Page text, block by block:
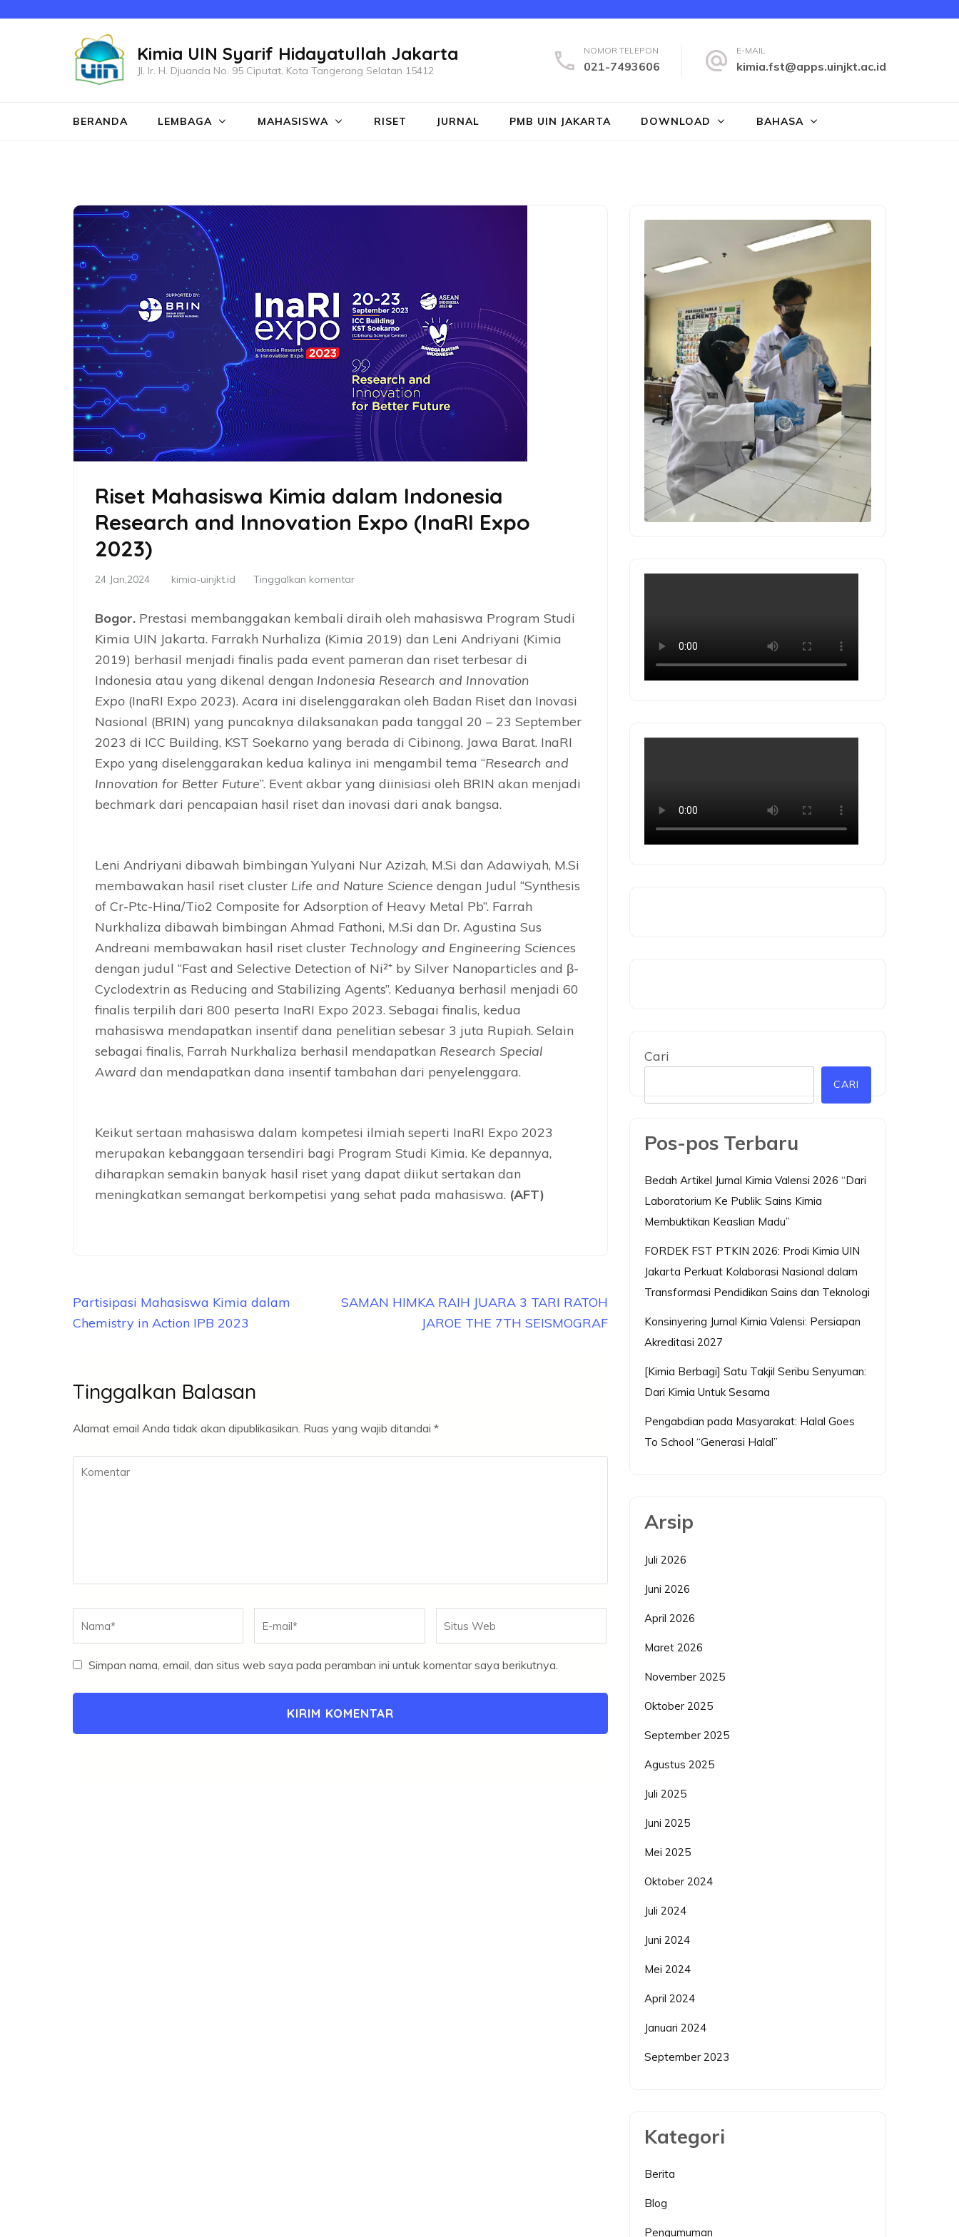
Kimia UIN Syarif Hidayatullah Jakarta
Jl. Ir. H. Djuanda No. 95 Ciputat, Kota Tangerang Selatan 15412
NOMOR TELEPON
021-7493606
E-MAIL
kimia.fst@apps.uinjkt.ac.id
BERANDA LEMBAGA MAHASISWA RISET JURNAL PMB UIN JAKARTA DOWNLOAD BAHASA
Riset Mahasiswa Kimia dalam Indonesia
Research and Innovation Expo (InaRI Expo
2023)
24 Jan,2024 kimia-uinjkt.id Tinggalkan komentar
Bogor. Prestasi membanggakan kembali diraih oleh mahasiswa Program Studi
Kimia UIN Jakarta. Farrakh Nurhaliza (Kimia 2019) dan Leni Andriyani (Kimia
2019) berhasil menjadi finalis pada event pameran dan riset terbesar di
Indonesia atau yang dikenal dengan Indonesia Research and Innovation
Expo (InaRI Expo 2023). Acara ini diselenggarakan oleh Badan Riset dan Inovasi
Nasional (BRIN) yang puncaknya dilaksanakan pada tanggal 20 – 23 September
2023 di ICC Building, KST Soekarno yang berada di Cibinong, Jawa Barat. InaRI
Expo yang diselenggarakan kedua kalinya ini mengambil tema “Research and
Innovation for Better Future”. Event akbar yang diinisiasi oleh BRIN akan menjadi
bechmark dari pencapaian hasil riset dan inovasi dari anak bangsa.
Leni Andriyani dibawah bimbingan Yulyani Nur Azizah, M.Si dan Adawiyah, M.Si
membawakan hasil riset cluster Life and Nature Science dengan Judul “Synthesis
of Cr-Ptc-Hina/Tio2 Composite for Adsorption of Heavy Metal Pb”. Farrah
Nurkhaliza dibawah bimbingan Ahmad Fathoni, M.Si dan Dr. Agustina Sus
Andreani membawakan hasil riset cluster Technology and Engineering Sciences
dengan judul “Fast and Selective Detection of Ni²⁺ by Silver Nanoparticles and β-
Cyclodextrin as Reducing and Stabilizing Agents”. Keduanya berhasil menjadi 60
finalis terpilih dari 800 peserta InaRI Expo 2023. Sebagai finalis, kedua
mahasiswa mendapatkan insentif dana penelitian sebesar 3 juta Rupiah. Selain
sebagai finalis, Farrah Nurkhaliza berhasil mendapatkan Research Special
Award dan mendapatkan dana insentif tambahan dari penyelenggara.
Keikut sertaan mahasiswa dalam kompetesi ilmiah seperti InaRI Expo 2023
merupakan kebanggaan tersendiri bagi Program Studi Kimia. Ke depannya,
diharapkan semakin banyak hasil riset yang dapat diikut sertakan dan
meningkatkan semangat berkompetisi yang sehat pada mahasiswa. (AFT)
Navigasi
pos
Partisipasi Mahasiswa Kimia dalam
Chemistry in Action IPB 2023
SAMAN HIMKA RAIH JUARA 3 TARI RATOH
JAROE THE 7TH SEISMOGRAF
Tinggalkan Balasan
Alamat email Anda tidak akan dipublikasikan. Ruas yang wajib ditandai *
Komentar
Simpan nama, email, dan situs web saya pada peramban ini untuk komentar saya berikutnya.
Cari
CARI
Pos-pos Terbaru
Bedah Artikel Jurnal Kimia Valensi 2026 “Dari
Laboratorium Ke Publik: Sains Kimia
Membuktikan Keaslian Madu”
FORDEK FST PTKIN 2026: Prodi Kimia UIN
Jakarta Perkuat Kolaborasi Nasional dalam
Transformasi Pendidikan Sains dan Teknologi
Konsinyering Jurnal Kimia Valensi: Persiapan
Akreditasi 2027
[Kimia Berbagi] Satu Takjil Seribu Senyuman:
Dari Kimia Untuk Sesama
Pengabdian pada Masyarakat: Halal Goes
To School “Generasi Halal”
Arsip
Juli 2026
Juni 2026
April 2026
Maret 2026
November 2025
Oktober 2025
September 2025
Agustus 2025
Juli 2025
Juni 2025
Mei 2025
Oktober 2024
Juli 2024
Juni 2024
Mei 2024
April 2024
Januari 2024
September 2023
Kategori
Berita
Blog
Pengumuman